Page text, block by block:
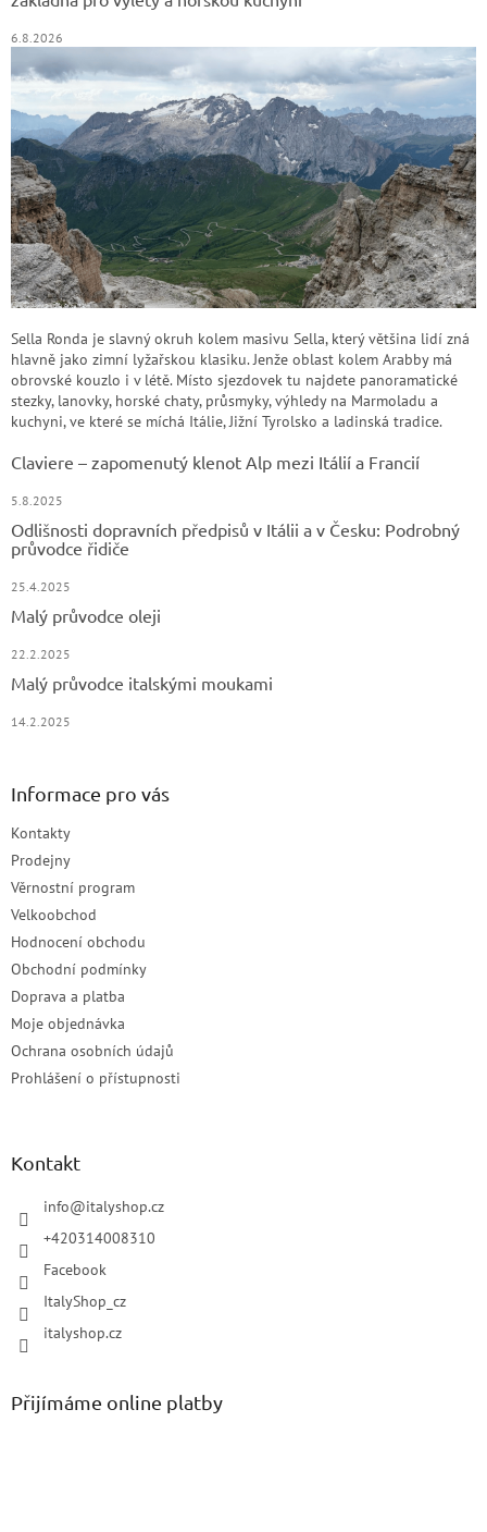
6.8.2026
Sella Ronda je slavný okruh kolem masivu Sella, který většina lidí zná
hlavně jako zimní lyžařskou klasiku. Jenže oblast kolem Arabby má
obrovské kouzlo i v létě. Místo sjezdovek tu najdete panoramatické
stezky, lanovky, horské chaty, průsmyky, výhledy na Marmoladu a
kuchyni, ve které se míchá Itálie, Jižní Tyrolsko a ladinská tradice.
Claviere – zapomenutý klenot Alp mezi Itálií a Francií
5.8.2025
Odlišnosti dopravních předpisů v Itálii a v Česku: Podrobný
průvodce řidiče
25.4.2025
Malý průvodce oleji
22.2.2025
Malý průvodce italskými moukami
14.2.2025
Informace pro vás
Kontakty
Prodejny
Věrnostní program
Velkoobchod
Hodnocení obchodu
Obchodní podmínky
Doprava a platba
Moje objednávka
Ochrana osobních údajů
Prohlášení o přístupnosti
Kontakt
info@italyshop.cz
+420314008310
Facebook
ItalyShop_cz
italyshop.cz
Přijímáme online platby